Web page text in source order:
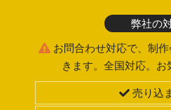
弊社の
お問合わせ対応で、制
きます。全国対応。お
売り込